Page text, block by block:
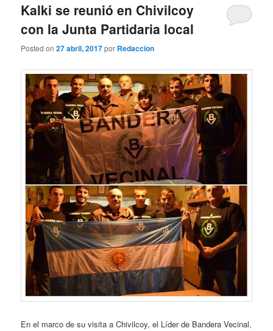
Kalki se reunió en Chivilcoy
con la Junta Partidaria local
Posted on27 abril, 2017por Redaccion
En el marco de su visita a Chivilcoy, el Líder de Bandera Vecinal,